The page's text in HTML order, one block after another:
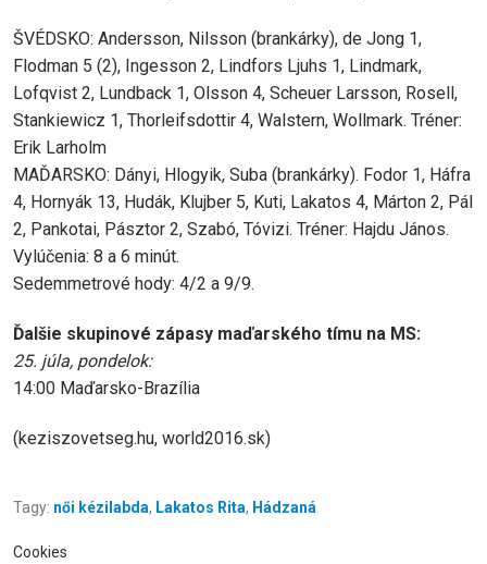
ŠVÉDSKO: Andersson, Nilsson (brankárky), de Jong 1,
Flodman 5 (2), Ingesson 2, Lindfors Ljuhs 1, Lindmark,
Lofqvist 2, Lundback 1, Olsson 4, Scheuer Larsson, Rosell,
Stankiewicz 1, Thorleifsdottir 4, Walstern, Wollmark. Tréner:
Erik Larholm
MAĎARSKO: Dányi, Hlogyik, Suba (brankárky). Fodor 1, Háfra
4, Hornyák 13, Hudák, Klujber 5, Kuti, Lakatos 4, Márton 2, Pál
2, Pankotai, Pásztor 2, Szabó, Tóvizi. Tréner: Hajdu János.
Vylúčenia: 8 a 6 minút.
Sedemmetrové hody: 4/2 a 9/9.
Ďalšie skupinové zápasy maďarského tímu na MS:
25. júla, pondelok:
14:00 Maďarsko-Brazília
(keziszovetseg.hu, world2016.sk)
Tagy: női kézilabda, Lakatos Rita, Hádzaná
Cookies